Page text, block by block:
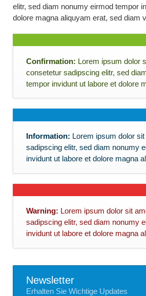
elitr, sed diam nonumy eirmod tempor
dolore magna aliquyam erat, sed diam
Confirmation: Lorem ipsum dolor
consetetur sadipscing elitr, sed
tempor invidunt ut labore et dolore
Information: Lorem ipsum dolor
sadipscing elitr, sed diam nonumy
invidunt ut labore et dolore magna
Warning: Lorem ipsum dolor sit
sadipscing elitr, sed diam nonumy
invidunt ut labore et dolore magna
Newsletter
Erhalten Sie Wichtige Updates